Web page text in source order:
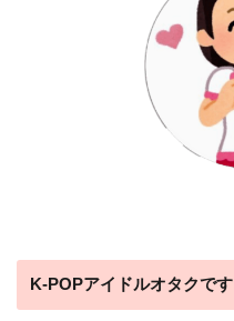
K-POPアイドルオタクです